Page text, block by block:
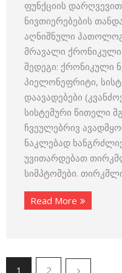
ფუნქციის
ნივთიერებების
აღნიშნული
მრავალი ქრონიკული
შედეგი: ქრონიკული
პიელონეფრიტი,
დაავადებები
სისტემური წითელი
ჩვეულებრივ
ნაკლებად
უვითარდებათ
სიმპტომები.
Read More
1 2